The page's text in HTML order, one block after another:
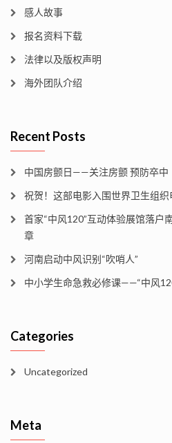
感人故事
报名资料下载
法律以及版权声明
海外团队介绍
Recent Posts
中国房颤日——关注房颤 预防卒中
祝贺！这部电影入围世界卫生组织
首家“中风120”互动体验展馆落户
章
河南启动中风识别“吹哨人”
中小学生命急救必修课——“中风
Categories
Uncategorized
Meta